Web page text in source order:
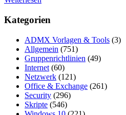
Kategorien
ADMX Vorlagen & Tools (3)
Allgemein (751)
Gruppenrichtlinien (49)
Internet (60)
Netzwerk (121)
Office & Exchange (261)
Security (296)
Skripte (546)